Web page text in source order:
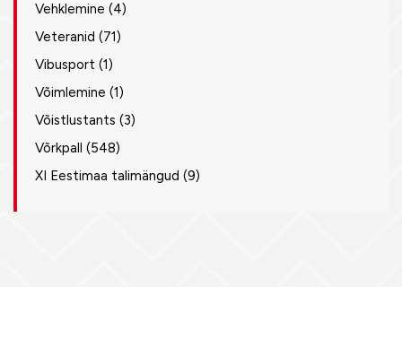
Vehklemine (4)
Veteranid (71)
Vibusport (1)
Võimlemine (1)
Võistlustants (3)
Võrkpall (548)
XI Eestimaa talimängud (9)